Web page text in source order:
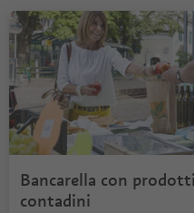
Bancarella con prodotti
contadini